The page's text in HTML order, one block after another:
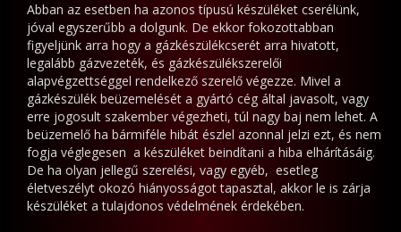
Abban az esetben ha azonos típusú készüléket cserélünk,
jóval egyszerűbb a dolgunk. De ekkor fokozottabban
figyeljünk arra hogy a gázkészülékcserét arra hivatott,
legalább gázvezeték, és gázkészülékszerelői
alapvégzettséggel rendelkező szerelő végezze. Mivel a
gázkészülék beüzemelését a gyártó cég által javasolt, vagy
erre jogosult szakember végezheti, túl nagy baj nem lehet. A
beüzemelő ha bármiféle hibát észlel azonnal jelzi ezt, és nem
fogja véglegesen a készüléket beindítani a hiba elhárításáig.
De ha olyan jellegű szerelési, vagy egyéb, esetleg
életveszélyt okozó hiányosságot tapasztal, akkor le is zárja
készüléket a tulajdonos védelmének érdekében.